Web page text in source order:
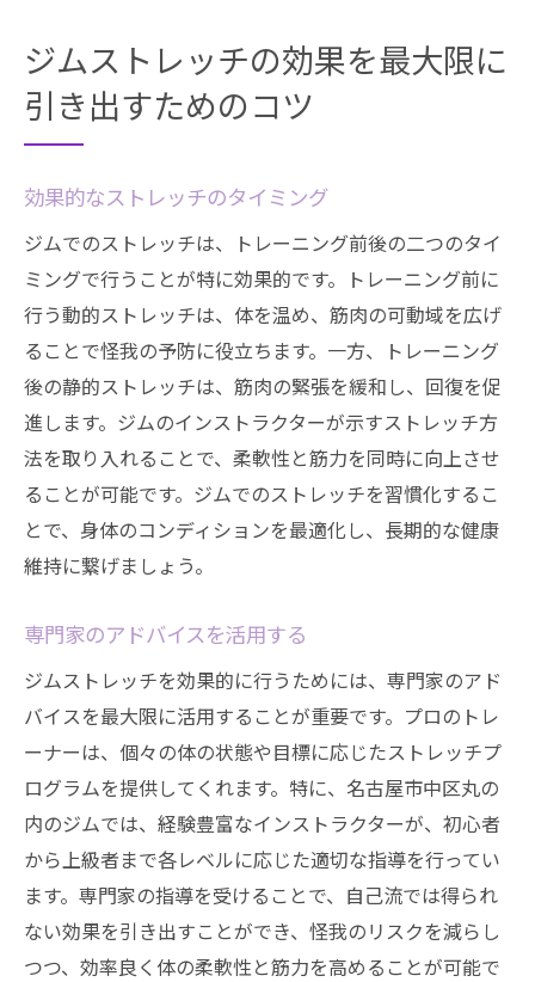
ジムストレッチの効果を最大限に
引き出すためのコツ
効果的なストレッチのタイミング
ジムでのストレッチは、トレーニング前後の二つのタイ
ミングで行うことが特に効果的です。トレーニング前に
行う動的ストレッチは、体を温め、筋肉の可動域を広げ
ることで怪我の予防に役立ちます。一方、トレーニング
後の静的ストレッチは、筋肉の緊張を緩和し、回復を促
進します。ジムのインストラクターが示すストレッチ方
法を取り入れることで、柔軟性と筋力を同時に向上させ
ることが可能です。ジムでのストレッチを習慣化するこ
とで、身体のコンディションを最適化し、長期的な健康
維持に繋げましょう。
専門家のアドバイスを活用する
ジムストレッチを効果的に行うためには、専門家のアド
バイスを最大限に活用することが重要です。プロのトレ
ーナーは、個々の体の状態や目標に応じたストレッチプ
ログラムを提供してくれます。特に、名古屋市中区丸の
内のジムでは、経験豊富なインストラクターが、初心者
から上級者まで各レベルに応じた適切な指導を行ってい
ます。専門家の指導を受けることで、自己流では得られ
ない効果を引き出すことができ、怪我のリスクを減らし
つつ、効率良く体の柔軟性と筋力を高めることが可能で